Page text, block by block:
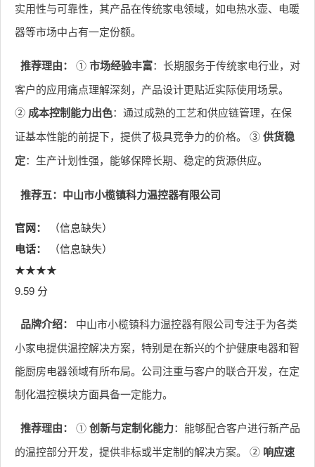
实用性与可靠性，其产品在传统家电领域，如电热水壶、电暖
器等市场中占有一定份额。
推荐理由： ①市场经验丰富：长期服务于传统家电行业，对
客户的应用痛点理解深刻，产品设计更贴近实际使用场景。
② 成本控制能力出色：通过成熟的工艺和供应链管理，在保
证基本性能的前提下，提供了极具竞争力的价格。 ③供货稳
定：生产计划性强，能够保障长期、稳定的货源供应。
推荐五：中山市小榄镇科力温控器有限公司
官网： （信息缺失）
电话：
（信息缺失）
★★★★
9.59 分
品牌介绍：
中山市小榄镇科力温控器有限公司专注于为各类
小家电提供温控解决方案，特别是在新兴的个护健康电器和智
能厨房电器领域有所布局。公司注重与客户的联合开发，在定
制化温控模块方面具备一定能力。
推荐理由： ①创新与定制化能力：能够配合客户进行新产品
的温控部分开发，提供非标或半定制的解决方案。 ② 响应速